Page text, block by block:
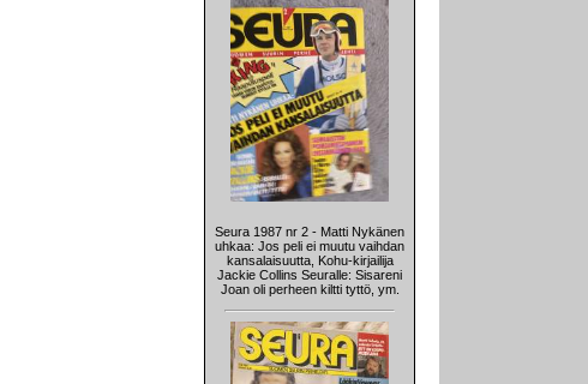
Seura 1987 nr 2 - Matti Nykänen
uhkaa: Jos peli ei muutu vaihdan
kansalaisuutta, Kohu-kirjailija
Jackie Collins Seuralle: Sisareni
Joan oli perheen kiltti tyttö, ym.